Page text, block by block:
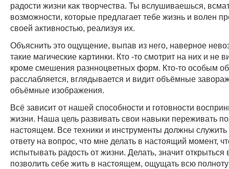
радости жизни как творчества. Ты вслушиваешься,
возможности, которые предлагает тебе жизнь и волен
своей активностью, реализуя их.
Объяснить это ощущение, выпав из него, наверное
такие магические картинки. Кто -то смотрит на них и не
кроме смешения разнноцветных форм. Кто-то особым
расслабляется, вглядывается и видит объёмные
объёмные изображения.
Всё зависит от нашей способности и готовности
жизни. Наша цель развивать свои навыки переживать
настоящем. Все техники и инструменты должны служить
ответу на вопрос, что мне делать в настоящий момент,
испытывать радость от жизни. Делать, значит
позволить себе жить в настоящем, ощущать всю